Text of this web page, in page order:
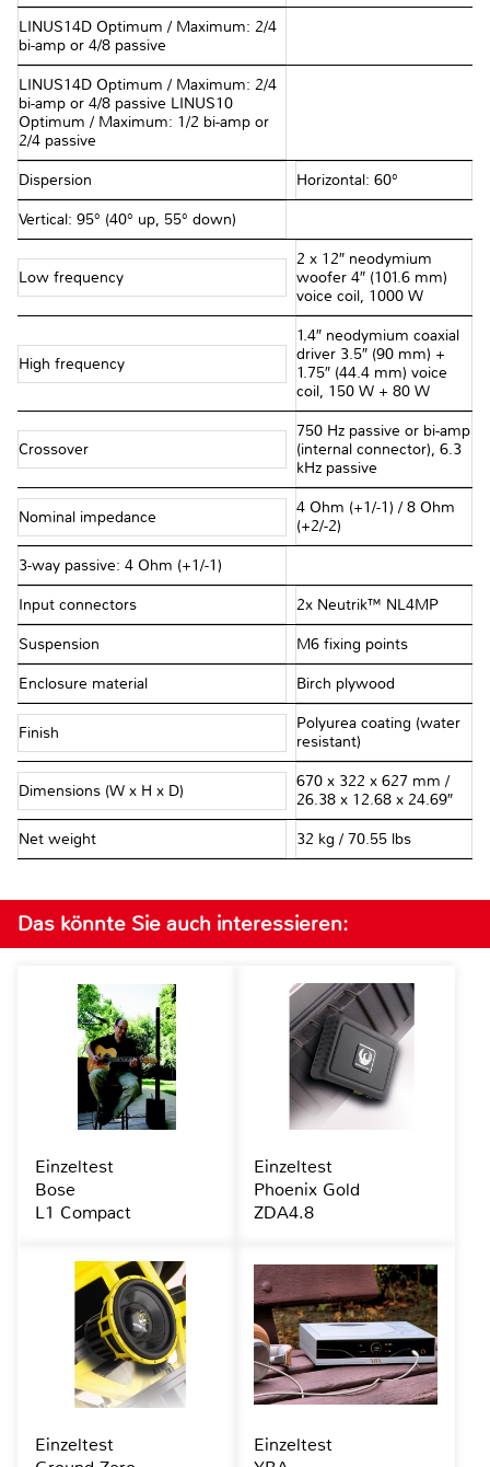
LINUS14D Optimum / Maximum: 2/4
bi-amp or 4/8 passive
LINUS14D Optimum / Maximum: 2/4
bi-amp or 4/8 passive LINUS10
Optimum / Maximum: 1/2 bi-amp or
2/4 passive
Dispersion Horizontal: 60°
Vertical: 95° (40° up, 55° down)
Low frequency
2 x 12″ neodymium
woofer 4″ (101.6 mm)
voice coil, 1000 W
High frequency
1.4″ neodymium coaxial
driver 3.5″ (90 mm) +
1.75″ (44.4 mm) voice
coil, 150 W + 80 W
Crossover
750 Hz passive or bi-amp
(internal connector), 6.3
kHz passive
Nominal impedance
4 Ohm (+1/-1) / 8 Ohm
(+2/-2)
3-way passive: 4 Ohm (+1/-1)
Input connectors 2x Neutrik™ NL4MP
Suspension M6 fixing points
Enclosure material Birch plywood
Finish
Polyurea coating (water
resistant)
Dimensions (W x H x D)
670 x 322 x 627 mm /
26.38 x 12.68 x 24.69″
Net weight 32 kg / 70.55 lbs
Das könnte Sie auch interessieren:
Einzeltest
Bose
L1 Compact
Einzeltest
Phoenix Gold
ZDA4.8
Einzeltest
Einzeltest